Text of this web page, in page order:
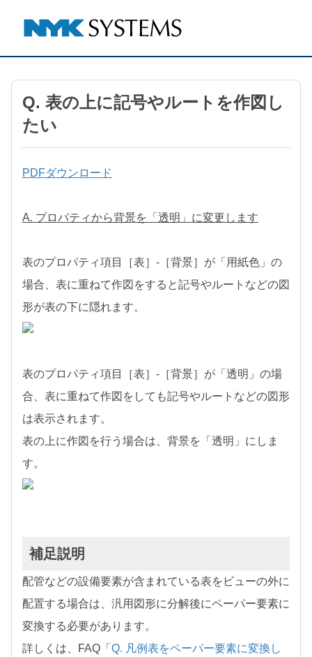
Q. 表の上に記号やルートを作図し
たい
PDFダウンロード
A. プロパティから背景を「透明」に変更します
表のプロパティ項目［表］-［背景］が「用紙色」の
場合、表に重ねて作図をすると記号やルートなどの図
形が表の下に隠れます。
表のプロパティ項目［表］-［背景］が「透明」の場
合、表に重ねて作図をしても記号やルートなどの図形
は表示されます。
表の上に作図を行う場合は、背景を「透明」にしま
す。
補足説明
配管などの設備要素が含まれている表をビューの外に
配置する場合は、汎用図形に分解後にペーパー要素に
変換する必要があります。
詳しくは、FAQ「 Q. 凡例表をペーパー要素に変換し